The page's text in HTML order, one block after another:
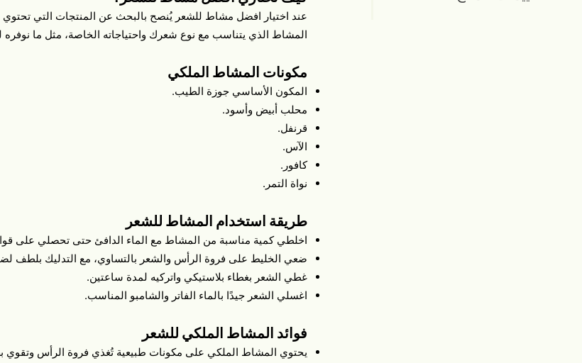
عند اختيار افضل مشاط للشعر يُنصح بالبحث عن المنتجات التي تحتوي
المشاط الذي يتناسب مع نوع شعرك واحتياجاته الخاصة، مثل ما
مكونات المشاط الملكي
المكون الأساسي جوزة الطيب.
محلب أبيض وأسود.
قرنفل.
الآس.
كافور.
نواة التمر.
طريقة استخدام المشاط للشعر
اخلطي كمية مناسبة من المشاط مع الماء الدافئ حتى تحصلي على
ضعي الخليط على فروة الرأس والشعر بالتساوي، مع التدليك بلطف
غطي الشعر بغطاء بلاستيكي واتركيه لمدة ساعتين.
اغسلي الشعر جيدًا بالماء الفاتر والشامبو المناسب.
فوائد المشاط الملكي للشعر
يحتوي المشاط الملكي على مكونات طبيعية تُغذي فروة الرأس وتقوي